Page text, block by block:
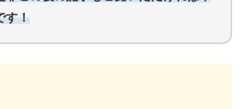
す！